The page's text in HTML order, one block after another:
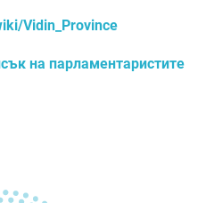
Vidin_Province
на парламентаристите